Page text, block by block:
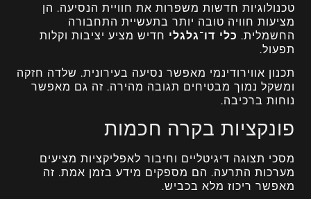
טכנולוגיות חדשות משפרות את חוויית הנסיעה. הן
מציעות חוויה טובה יותר בתעשיית התחבורה
החשמלית. כלי דו־גלגלי חדיש מציע יציבות וקלות
תפעול.
תכנון אווירודינמי מאפשר נסיעה בעירונית. שלדה חזקה
ומשקל נמוך מבטיחים תגובה מהירה. זה גם מאפשר
נוחות ברכיבה.
פונקציות בקרה חכמות
מסכי תצוגה דיגיטליים וחיבור לאפליקציות מציעים
מערכות התרעה. הם מספקים מידע בזמן אמת. זה
מאפשר ריכוז מלא בכביש.